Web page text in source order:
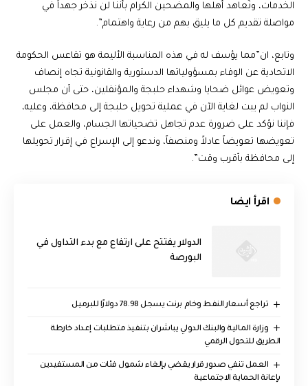
الخدمات، ونُعاهد أهلها والمضحين الكرام بأننا لن نذخر جهداً في
مواصلة تقديم كل ما يليق بهم من رعاية واهتمام”.
وتابع، ان”مما يؤسف له في هذه المناسبة الأليمة هو تقاعس الحكومة
الاتحادية عن الوفاء بمسؤولياتها الدستورية والقانونية تجاه إنصاف
وتعويض عوائل ضحايا وشهداء حلبجة والمؤنفلين، حتى أن مجلس
النواب لم يبت لغاية الآن في عملية تحويل حلبجة إلى محافظة، وعليه،
فإننا نؤكد على ضرورة عدم تجاهل تضحياتها الجسام، والعمل على
تعويضها تعويضاً عادلاً ومنصفاً، وندعو إلى الإسراع في إقرار تحويلها
إلى محافظة بأقرب وقت”.
اقرأ ايضا
الدولار يفتتح على ارتفاع مع بدء التداول في
البورصة
تراجع أسعار النفط وخام برنت يسجل 78.98 دولارًا للبرميل
وزارة المالية والبنك الدولي يباشران بتنفيذ متطلبات إعداد خارطة
الطريق للتحول الرقمي
العمل تنفي صدور قرار يقضي بإلغاء شمول فئات من المستفيدين
بإعانة الحماية الاجتماعية